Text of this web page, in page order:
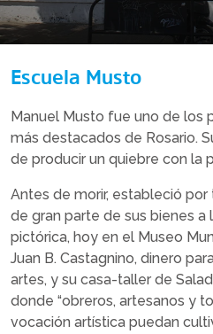
Escuela Musto
Manuel Musto fue uno de los
más destacados de Rosario.
de producir un quiebre con la
Antes de morir, estableció
de gran parte de sus bienes a
pictórica, hoy en el Museo
Juan B. Castagnino, dinero
artes, y su casa-taller de
donde “obreros, artesanos y
vocación artística puedan